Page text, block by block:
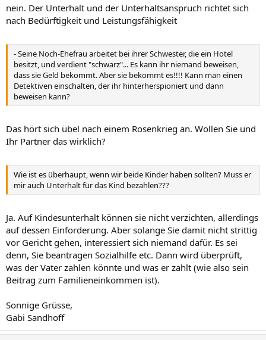
nein. Der Unterhalt und der Unterhaltsanspruch richtet sich
nach Bedürftigkeit und Leistungsfähigkeit
- Seine Noch-Ehefrau arbeitet bei ihrer Schwester, die ein Hotel
besitzt, und verdient "schwarz"... Es kann ihr niemand beweisen,
dass sie Geld bekommt. Aber sie bekommt es!!!! Kann man einen
Detektiven einschalten, der ihr hinterherspioniert und dann
beweisen kann?
Das hört sich übel nach einem Rosenkrieg an. Wollen Sie und
Ihr Partner das wirklich?
Wie ist es überhaupt, wenn wir beide Kinder haben sollten? Muss er
mir auch Unterhalt für das Kind bezahlen???
Ja. Auf Kindesunterhalt können sie nicht verzichten, allerdings
auf dessen Einforderung. Aber solange Sie damit nicht strittig
vor Gericht gehen, interessiert sich niemand dafür. Es sei
denn, Sie beantragen Sozialhilfe etc. Dann wird überprüft,
was der Vater zahlen könnte und was er zahlt (wie also sein
Beitrag zum Familieneinkommen ist).
Sonnige Grüsse,
Gabi Sandhoff